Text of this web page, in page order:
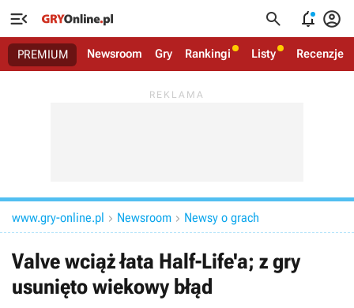
   
PREMIUM Newsroom Gry Rankingi Listy Recenzje
www.gry-online.pl  Newsroom  Newsy o grach
Valve wciąż łata Half-Life'a; z gry
usunięto wiekowy błąd